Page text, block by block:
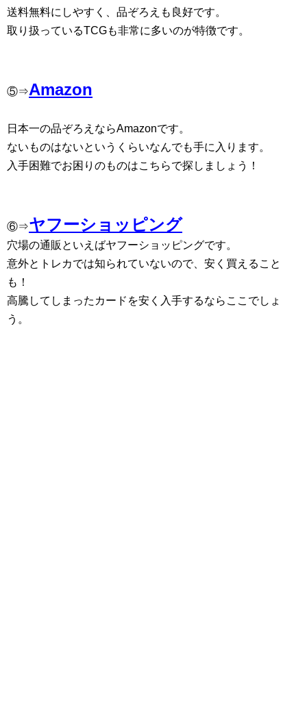
送料無料にしやすく、品ぞろえも良好です。
取り扱っているTCGも非常に多いのが特徴です。
⑤⇒Amazon
日本一の品ぞろえならAmazonです。
ないものはないというくらいなんでも手に入ります。
入手困難でお困りのものはこちらで探しましょう！
⑥⇒ヤフーショッピング
穴場の通販といえばヤフーショッピングです。
意外とトレカでは知られていないので、安く買えること
も！
高騰してしまったカードを安く入手するならここでしょ
う。